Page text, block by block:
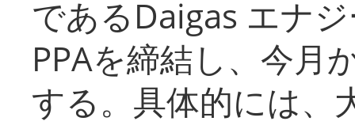
であるDaigas エナ
PPAを締結し、今月
する。具体的には、